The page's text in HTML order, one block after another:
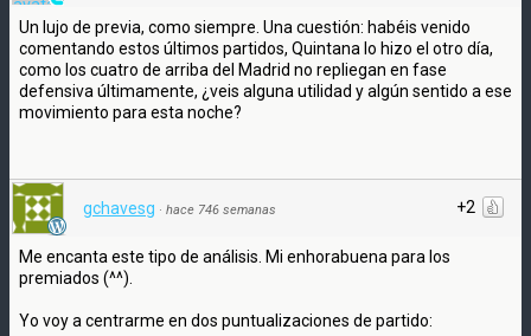
Un lujo de previa, como siempre. Una cuestión: habéis venido
comentando estos últimos partidos, Quintana lo hizo el otro día,
como los cuatro de arriba del Madrid no repliegan en fase
defensiva últimamente, ¿veis alguna utilidad y algún sentido a ese
movimiento para esta noche?
+2
gchavesg · hace 746 semanas
Me encanta este tipo de análisis. Mi enhorabuena para los
premiados (^^).
Yo voy a centrarme en dos puntualizaciones de partido: